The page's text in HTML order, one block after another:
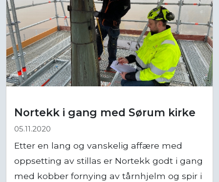
Nortekk i gang med Sørum kirke
05.11.2020
Etter en lang og vanskelig affære med
oppsetting av stillas er Nortekk godt i gang
med kobber fornying av tårnhjelm og spir i